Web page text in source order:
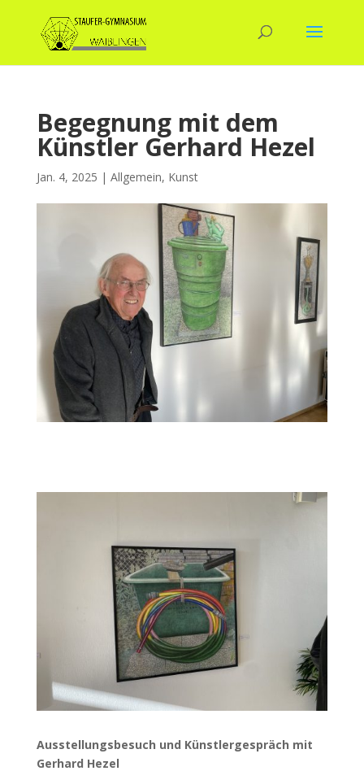
Begegnung mit dem
Künstler Gerhard Hezel
Jan. 4, 2025 | Allgemein, Kunst
Ausstellungsbesuch und Künstlergespräch mit
Gerhard Hezel